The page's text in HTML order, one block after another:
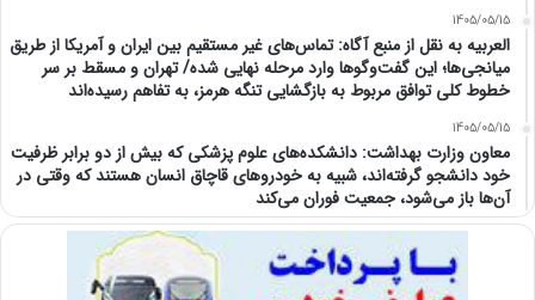
1405/05/15
العربیه به نقل از منبع آگاه: تماس‌های غیر مستقیم بین ایران و آمریکا از طریق
میانجی‌ها؛ این گفت‌و‌گو‌ها وارد مرحله نهایی شده/ تهران و مسقط بر سر
خطوط کلی توافق مربوط به بازگشایی تنگه هرمز، به تفاهم رسیده‌اند
1405/05/15
معاون وزارت بهداشت: دانشکده‌های علوم پزشکی که بیش از دو برابر ظرفیت
خود دانشجو گرفته‌اند، شبیه به خودرو‌های قاچاق انسان هستند که وقتی در
آن‌ها باز می‌شود، جمعیت فوران می‌کند